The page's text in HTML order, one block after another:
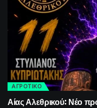
ΑΓΡΟΤΙΚΟ
Αίας Αλεθρικού: Νέο